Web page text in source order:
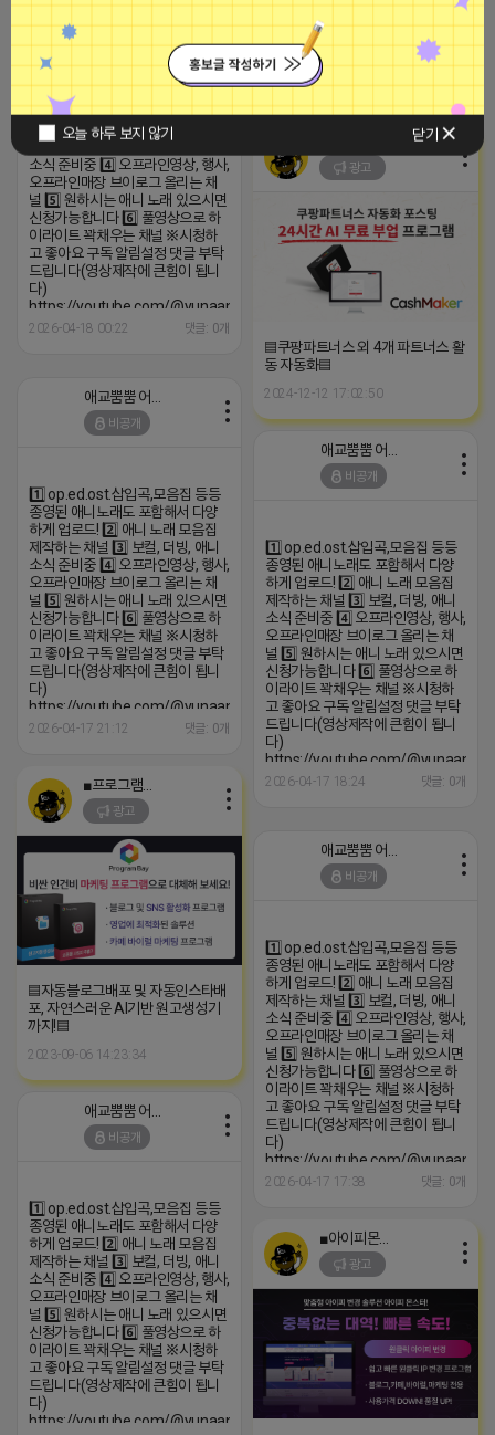
오늘 하루 보지 않기 닫기
고 좋아요 구독 알림설정 댓글 부탁
드립니다(영상제작에 큰힘이 됩니
다)
https://youtube.com/
si=1q_QihwQFHRuOIIk
2026-04-18 11:28 댓글: 0개
비공개
1️⃣ op.ed.ost.삽입곡,모음집 등등
종영된 애니노래도 포함해서 다양
하게 업로드! 2️⃣ 애니 노래 모음집
제작하는 채널 3️⃣ 보컬, 더빙, 애니
소식 준비중 4️⃣ 오프라인영상, 행사,
오프라인매장 브이로그 올리는 채
널 5️⃣ 원하시는 애니 노래 있으시면
신청가능합니다 6️⃣ 풀영상으로 하
이라이트 꽉채우는 채널 ※시청하
고 좋아요 구독 알림설정 댓글 부탁
드립니다(영상제작에 큰힘이 됩니
다)
https://youtube.com/@yunaanimation?
si=1q_QihwQFHRuOIIk
2026-04-18 00:22 댓글: 0개
광고
▤쿠팡파트너스 외 4개 파트너스 활
동 자동화▤
2024-12-12 17:02:50
비공개
1️⃣ op.ed.ost.삽입곡,모음집 등등
종영된 애니노래도 포함해서 다양
하게 업로드! 2️⃣ 애니 노래 모음집
제작하는 채널 3️⃣ 보컬, 더빙, 애니
소식 준비중 4️⃣ 오프라인영상, 행사,
오프라인매장 브이로그 올리는 채
널 5️⃣ 원하시는 애니 노래 있으시면
신청가능합니다 6️⃣ 풀영상으로 하
이라이트 꽉채우는 채널 ※시청하
고 좋아요 구독 알림설정 댓글 부탁
드립니다(영상제작에 큰힘이 됩니
다)
https://youtube.com/@yunaanimation?
si=1q_QihwQFHRuOIIk
2026-04-17 21:12 댓글: 0개
비공개
1️⃣ op.ed.ost.삽입곡,모음집 등등
종영된 애니노래도 포함해서 다양
하게 업로드! 2️⃣ 애니 노래 모음집
제작하는 채널 3️⃣ 보컬, 더빙, 애니
소식 준비중 4️⃣ 오프라인영상, 행사,
오프라인매장 브이로그 올리는 채
널 5️⃣ 원하시는 애니 노래 있으시면
신청가능합니다 6️⃣ 풀영상으로 하
이라이트 꽉채우는 채널 ※시청하
고 좋아요 구독 알림설정 댓글 부탁
드립니다(영상제작에 큰힘이 됩니
다)
https://youtube.com/
si=1q_QihwQFHRuOIIk
2026-04-17 18:24 댓글: 0개
광고
▤자동블로그배포 및 자동인스타배
포, 자연스러운 AI기반 원고생성기
까지!▤
2023-09-06 14:23:34
비공개
1️⃣ op.ed.ost.삽입곡,모음집 등등
종영된 애니노래도 포함해서 다양
하게 업로드! 2️⃣ 애니 노래 모음집
제작하는 채널 3️⃣ 보컬, 더빙, 애니
소식 준비중 4️⃣ 오프라인영상, 행사,
오프라인매장 브이로그 올리는 채
널 5️⃣ 원하시는 애니 노래 있으시면
신청가능합니다 6️⃣ 풀영상으로 하
이라이트 꽉채우는 채널 ※시청하
고 좋아요 구독 알림설정 댓글 부탁
드립니다(영상제작에 큰힘이 됩니
다)
https://youtube.com/
si=1q_QihwQFHRuOIIk
2026-04-17 17:38 댓글: 0개
비공개
1️⃣ op.ed.ost.삽입곡,모음집 등등
종영된 애니노래도 포함해서 다양
하게 업로드! 2️⃣ 애니 노래 모음집
제작하는 채널 3️⃣ 보컬, 더빙, 애니
소식 준비중 4️⃣ 오프라인영상, 행사,
오프라인매장 브이로그 올리는 채
널 5️⃣ 원하시는 애니 노래 있으시면
신청가능합니다 6️⃣ 풀영상으로 하
이라이트 꽉채우는 채널 ※시청하
고 좋아요 구독 알림설정 댓글 부탁
드립니다(영상제작에 큰힘이 됩니
다)
https://youtube.com/@yunaanimation?
■아이피몬스터■
광고